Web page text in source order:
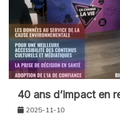
40 ans d’impact en
2025-11-10